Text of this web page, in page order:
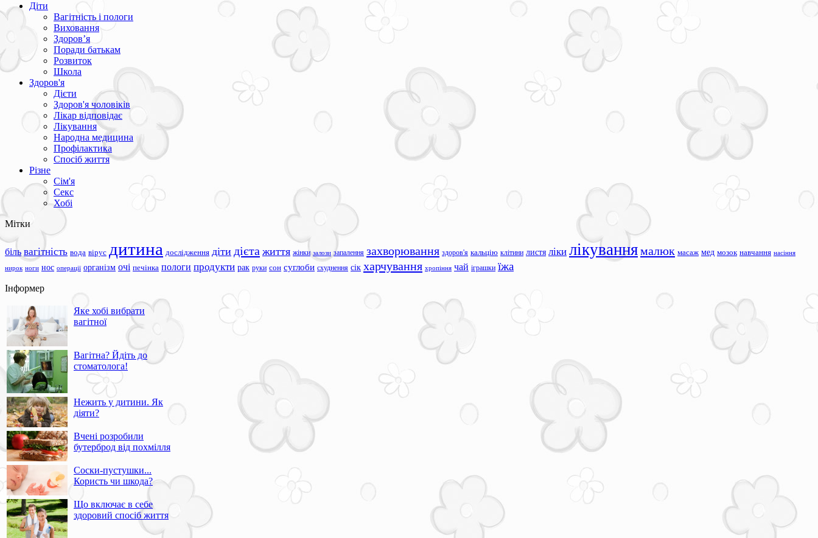
Діти
Вагітність і пологи
Виховання
Здоров’я
Поради батькам
Розвиток
Школа
Здоров'я
Дієти
Здоров'я чоловіків
Лікар відповідає
Лікування
Народна медицина
Профілактика
Спосіб життя
Різне
Сім'я
Секс
Хобі
Мітки
біль вагітність вода вірус дитина дослідження діти дієта життя жінки залози запалення захворювання здоров'я кальцію клітини листя ліки лікуваннямалюк масаж мед мозок навчання насіння
нирок ноги нос операції організм очі печінка пологи продукти рак руки сон суглоби схуднення сік харчування хропіння чай іграшки їжа
Інформер
Яке хобі вибрати
вагітної
Вагітна? Йдіть до
стоматолога!
Нежить у дитини. Як
діяти?
Вчені розробили
бутерброд від похмілля
Соски-пустушки...
Користь чи шкода?
Що включає в себе
здоровий спосіб життя